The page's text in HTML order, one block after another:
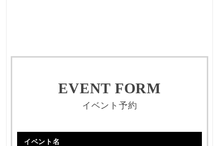
EVENT FORM
イベント予約
イベント名